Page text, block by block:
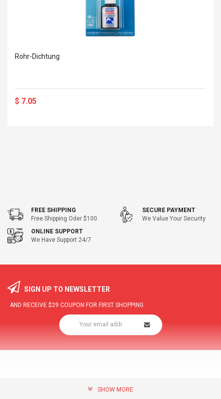
Rohr-Dichtung
$ 7.05
FREE SHIPPING
Free Shipping Oder $100
SECURE PAYMENT
We Value Your Security
ONLINE SUPPORT
We Have Support 24/7
SIGN UP TO NEWSLETTER
AND RECEIVE $29 COUPON FOR FIRST SHOPPING
SHOW MORE